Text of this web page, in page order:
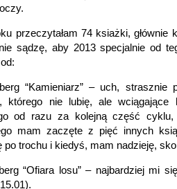
przeczytałam 74 ksiażki, głównie
sądzę, aby 2013 specjalnie od
“Kamieniarz” – uch, strasznie
którego nie lubię, ale wciągające
od razu za kolejną część
mam zaczęte z pięć innych
po trochu i kiedyś, mam nadzieję,
“Ofiara losu” – najbardziej mi